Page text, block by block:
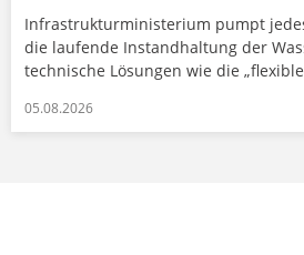
Infrastrukturministerium pumpt
die laufende Instandhaltung der
technische Lösungen wie die
05.08.2026